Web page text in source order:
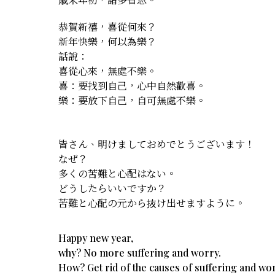
恭賀新禧，喜從何來？
新年快樂，何以為樂？
話說：
喜從心來，無處不樂。
喜：要找到自己，心中自然歡喜。
樂：要放下自己，自可無處不樂。
皆さん、明けましておめでとうございます！
なぜ？
多くの苦難と心配はない。
どうしたらいいですか？
苦難と心配の元から抜け出せますように。
Happy new year,
why? No more suffering and worry.
How? Get rid of the causes of suffering and